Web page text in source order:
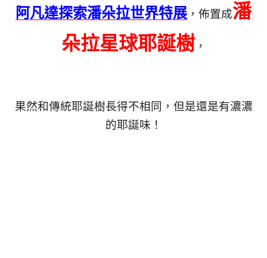
阿凡達探索潘朵拉世界特展 ，佈置成潘
朵拉星球耶誕樹 ，
果然和傳統耶誕樹長得不相同，但是還是有濃濃
的耶誕味！